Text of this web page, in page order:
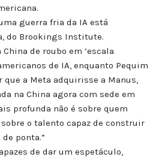
guerra fria da IA está
do Brookings Institute.
China de roubo em ‘escala
de IA, enquanto Pequim
a Meta adquirisse a Manus,
na China agora com sede em
profunda não é sobre quem
o talento capaz de construir
ponta.”
de dar um espetáculo,